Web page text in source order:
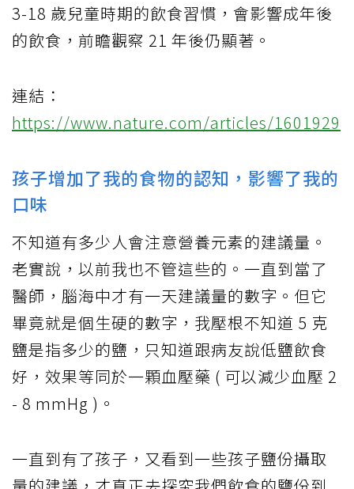
3-18 歲兒童時期的飲食習慣，會影響成年後
的飲食，前瞻觀察 21 年後仍顯著。
連結：
https://www.nature.com/articles/1601929
孩子增加了我的食物的認知，影響了我的
口味
不知道有多少人會注意營養元素的建議量。
老實說，以前我也不管這些的。一直到當了
醫師，腦海中才有一天建議量的數字。但它
畢竟就是個生硬的數字，我壓根不知道 5 克
鹽是指多少的鹽，只知道跟病友說低鹽飲食
好，效果等同於一顆血壓藥 ( 可以減少血壓 2
- 8 mmHg )。
一直到有了孩子，又看到一些孩子鹽份攝取